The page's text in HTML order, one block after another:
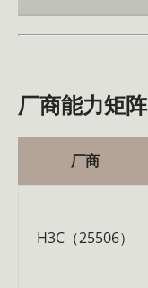
厂商能力矩阵
厂商
H3C（25506）